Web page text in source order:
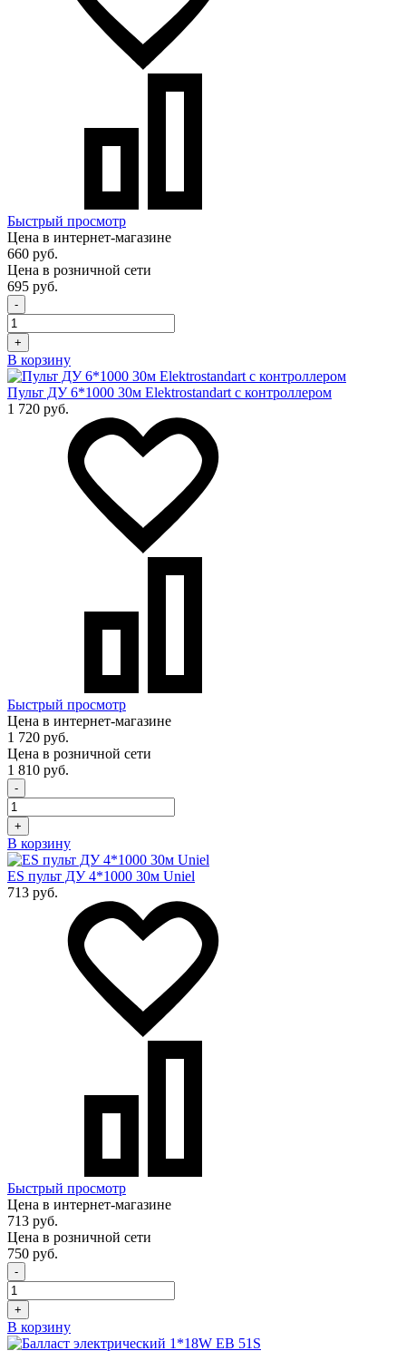
Быстрый просмотр
Цена в интернет-магазине
660 руб.
Цена в розничной сети
695 руб.
-
+
В корзину
Пульт ДУ 6*1000 30м Elektrostandart с контроллером
1 720 руб.
Быстрый просмотр
Цена в интернет-магазине
1 720 руб.
Цена в розничной сети
1 810 руб.
-
+
В корзину
ES пульт ДУ 4*1000 30м Uniel
713 руб.
Быстрый просмотр
Цена в интернет-магазине
713 руб.
Цена в розничной сети
750 руб.
-
+
В корзину